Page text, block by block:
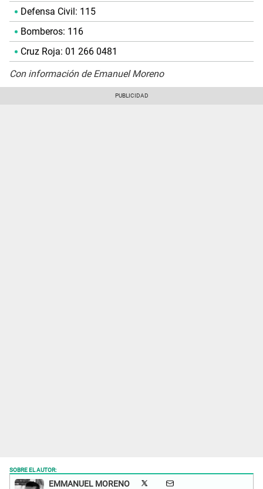
Defensa Civil: 115
Bomberos: 116
Cruz Roja: 01 266 0481
Con información de Emanuel Moreno
SOBRE EL AUTOR:
EMMANUEL MORENO